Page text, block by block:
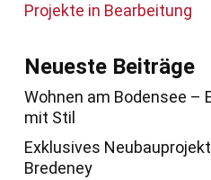
Projekte in Bearbeitung
Neueste Beiträge
Wohnen am Bodensee –
mit Stil
Exklusives
Bredeney